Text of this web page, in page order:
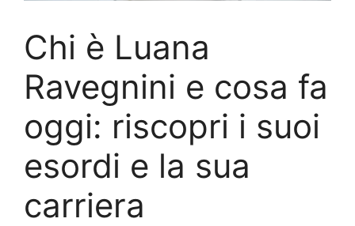
Chi è Luana
Ravegnini e cosa fa
oggi: riscopri i suoi
esordi e la sua
carriera